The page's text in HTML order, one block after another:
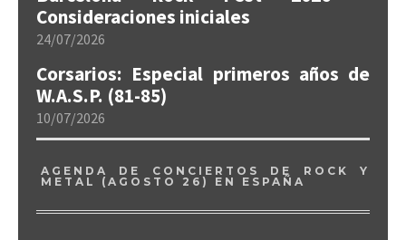
Consideraciones iniciales
24/07/2026
Corsarios: Especial primeros años de
W.A.S.P. (81-85)
10/07/2026
AGENDA DE CONCIERTOS DE ROCK Y
METAL (AGOSTO 26) EN ESPAÑA